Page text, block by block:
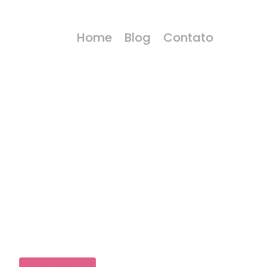
Home Blog Contato